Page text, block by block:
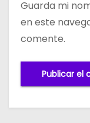
Guarda mi
en este
comente.